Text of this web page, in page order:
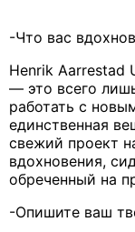
-Что вас
Henrik Aarrestad
— это всего
работать с
единственная
свежий проект
вдохновения,
обреченный на
-Опишите ваш